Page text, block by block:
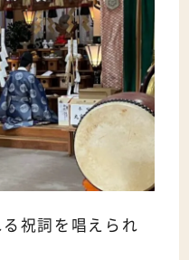
祝詞を唱えられ